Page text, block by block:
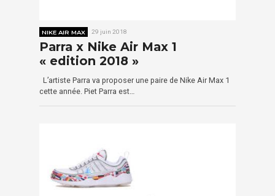
NIKE AIR MAX 29 juin 2018
Parra x Nike Air Max 1
« edition 2018 »
L’artiste Parra va proposer une paire de Nike Air Max 1
cette année. Piet Parra est…